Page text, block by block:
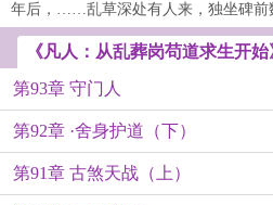
年后，……乱草深处有人来，独坐碑前
《凡人：从乱葬岗苟道求生开
第93章 守门人
第92章 ·舍身护道（下）
第91章 古煞天战（上）